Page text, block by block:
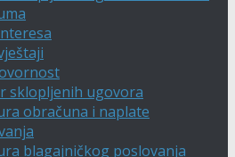
sklopljenih ugovora
obračuna i naplate
blagajničkog poslovanja